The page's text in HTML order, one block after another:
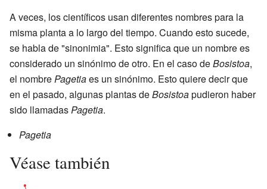
A veces, los científicos usan diferentes nombres para la
misma planta a lo largo del tiempo. Cuando esto sucede,
se habla de "sinonimia". Esto significa que un nombre es
considerado un sinónimo de otro. En el caso deBosistoa,
el nombrePagetiaes un sinónimo. Esto quiere decir que
en el pasado, algunas plantas deBosistoapudieron haber
sido llamadasPagetia.
Pagetia
Véase también